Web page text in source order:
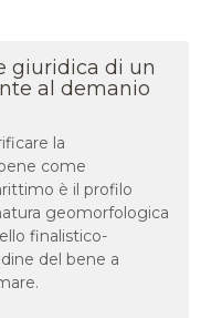
giuridica di un
al demanio
la
come
è il profilo
geomorfologica
finalistico-
del bene a